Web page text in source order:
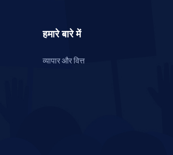
हमारे बारे में
व्यापार और वित्त